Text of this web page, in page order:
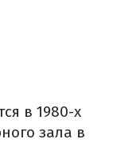
в 1980-х
зала в